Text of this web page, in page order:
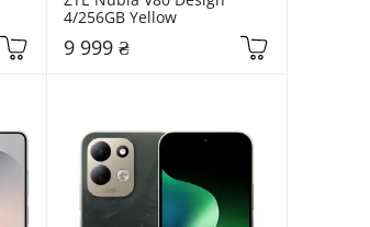
4/256GB Yellow
9 999 ₴